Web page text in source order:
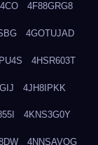
4F88GRG8
4GOTUJAD
4HSR603T
4JH8IPKK
4KNS3G0Y
4NNSAVOG